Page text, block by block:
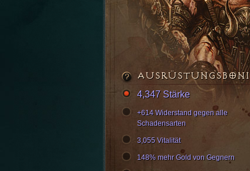
AUSRÜSTUNGSBONI
4,347 Stärke
+614 Widerstand gegen alle
Schadensarten
3,055 Vitalität
148% mehr Gold von Gegnern